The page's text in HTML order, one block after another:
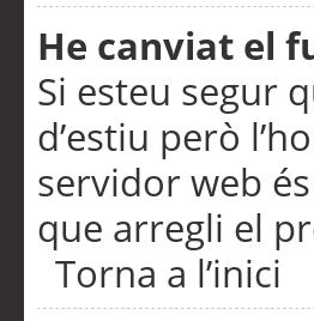
He canviat el
Si esteu segur
d’estiu però
servidor web
que arregli el
Torna a l’inici